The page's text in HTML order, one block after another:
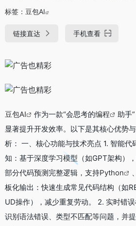
标签： 豆包AI
链接直达 手机查看
豆包AI 作为一款“会思考的编程
助手
显著提升开发效率。以下是其核心优势与
析： 一、核心功能与技术亮点 1. 智能代
知：基于深度学习模型（如GPT架构）
部分代码预测完整逻辑，支持Python
板化输出：快速生成常见代码结构（如
UD操作），减少重复劳动。 2. 实时错
识别语法错误、类型不匹配等问题，并